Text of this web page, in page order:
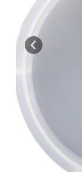
Previous